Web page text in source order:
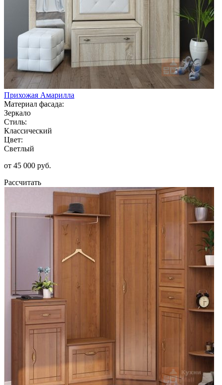
Прихожая Амарилла
Материал фасада:
Зеркало
Стиль:
Классический
Цвет:
Светлый
от 45 000 руб.
Рассчитать